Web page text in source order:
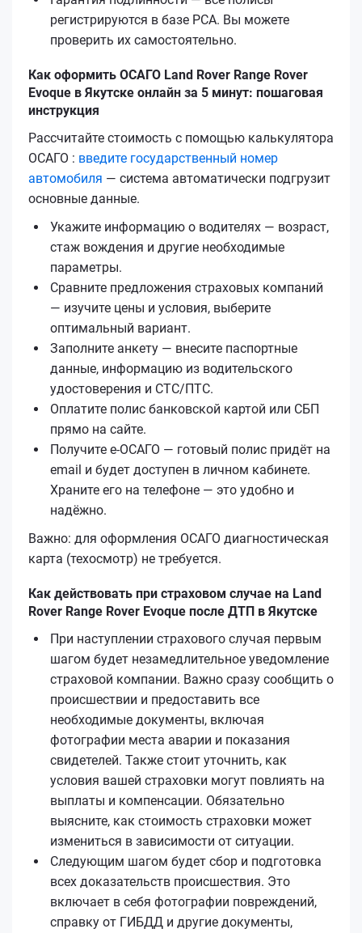
регистрируются в базе РСА. Вы можете
проверить их самостоятельно.
Как оформить ОСАГО Land Rover Range Rover
Evoque в Якутске онлайн за 5 минут: пошаговая
инструкция
Рассчитайте стоимость с помощью калькулятора
ОСАГО : введите государственный номер
автомобиля — система автоматически подгрузит
основные данные.
Укажите информацию о водителях — возраст,
стаж вождения и другие необходимые
параметры.
Сравните предложения страховых компаний
— изучите цены и условия, выберите
оптимальный вариант.
Заполните анкету — внесите паспортные
данные, информацию из водительского
удостоверения и СТС/ПТС.
Оплатите полис банковской картой или СБП
прямо на сайте.
Получите е‑ОСАГО — готовый полис придёт на
email и будет доступен в личном кабинете.
Храните его на телефоне — это удобно и
надёжно.
Важно: для оформления ОСАГО диагностическая
карта (техосмотр) не требуется.
Как действовать при страховом случае на Land
Rover Range Rover Evoque после ДТП в Якутске
При наступлении страхового случая первым
шагом будет незамедлительное уведомление
страховой компании. Важно сразу сообщить о
происшествии и предоставить все
необходимые документы, включая
фотографии места аварии и показания
свидетелей. Также стоит уточнить, как
условия вашей страховки могут повлиять на
выплаты и компенсации. Обязательно
выясните, как стоимость страховки может
измениться в зависимости от ситуации.
Следующим шагом будет сбор и подготовка
всех доказательств происшествия. Это
включает в себя фотографии повреждений,
справку от ГИБДД и другие документы,